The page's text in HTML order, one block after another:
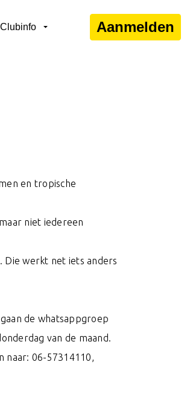
Clubinfo Aanmelden
en tropische
niet iedereen
Die werkt net iets anders
de whatsappgroep
van de maand.
naar: 06-57314110,